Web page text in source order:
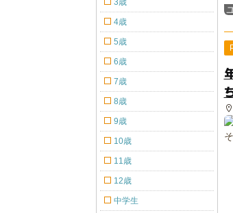
3歳
4歳
5歳
6歳
7歳
8歳
9歳
10歳
11歳
12歳
中学生